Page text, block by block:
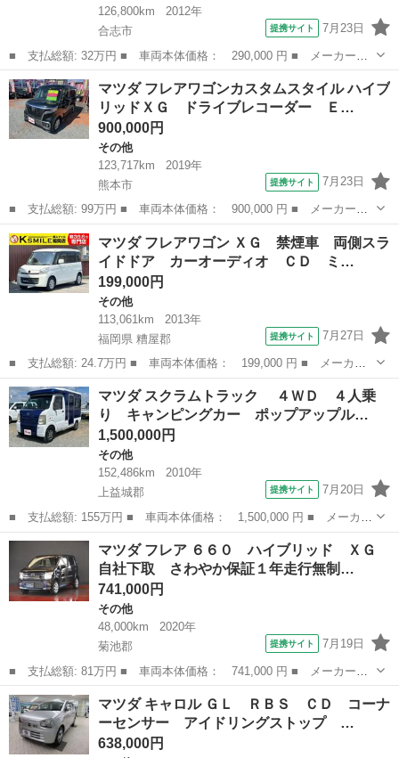
126,800km
2012年
合志市
提携サイト 7月23日
■ 支払総額: 32万円 ■ 車両本体価格： 290,000 円 ■ メーカー
名： マツダ ■ 車種名： フレアワゴン ■ グレード名： ＩＳリ
ミテッド ■ 排気量： 660cc ■ ドア枚数： 5D ■ ミッション：
C...
熊本 合志市 その他
マツダ フレアワゴンカスタムスタイル ハイブ
リッドＸＧ ドライブレコーダー Ｅ…
900,000円
その他
123,717km
2019年
熊本市
提携サイト 7月23日
■ 支払総額: 99万円 ■ 車両本体価格： 900,000 円 ■ メーカー
名： マツダ ■ 車種名： フレアワゴンカスタムスタイル ■ グレ
ード名： ハイブリッドＸＧ ドライブレコーダー ＥＴＣ バック
カメラ 両側スラ...
熊本 熊本市 その他
マツダ フレアワゴン ＸＧ 禁煙車 両側スラ
イドドア カーオーディオ ＣＤ ミ…
199,000円
その他
113,061km
2013年
福岡県 糟屋郡
提携サイト 7月27日
■ 支払総額: 24.7万円 ■ 車両本体価格： 199,000 円 ■ メーカー
名： マツダ ■ 車種名： フレアワゴン ■ グレード名： ＸＧ
禁煙車 両側スライドドア カーオーディオ ＣＤ ミュージックプ
レイヤー接続...
福岡 糟屋郡 その他
マツダ スクラムトラック ４ＷＤ ４人乗
り キャンピングカー ポップアップル…
1,500,000円
その他
152,486km
2010年
上益城郡
提携サイト 7月20日
■ 支払総額: 155万円 ■ 車両本体価格： 1,500,000 円 ■ メーカー
名： マツダ ■ 車種名： スクラムトラック ■ グレード名：
４ＷＤ ４人乗り キャンピングカー ポップアップルーフ張替え済
み 走行充...
熊本 上益城郡 その他
マツダ フレア ６６０ ハイブリッド ＸＧ
自社下取 さわやか保証１年走行無制…
741,000円
その他
48,000km
2020年
菊池郡
提携サイト 7月19日
■ 支払総額: 81万円 ■ 車両本体価格： 741,000 円 ■ メーカー
名： マツダ ■ 車種名： フレア ■ グレード名： ６６０ ハイ
ブリッド ＸＧ 自社下取 さわやか保証１年走行無制限 ■ 排気
量： 660cc...
熊本 菊池郡 その他
マツダ キャロル ＧＬ ＲＢＳ ＣＤ コーナ
ーセンサー アイドリングストップ …
638,000円